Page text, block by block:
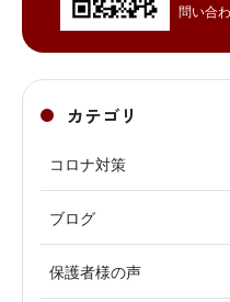
問い合
カテゴリ
コロナ対策
ブログ
保護者様の声